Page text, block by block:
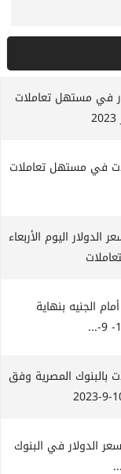
في مستهل تعاملات
في مستهل تعاملات
اليوم الأربعاء
الجنيه بنهاية
بالبنوك المصرية وفق
الدولار في البنوك